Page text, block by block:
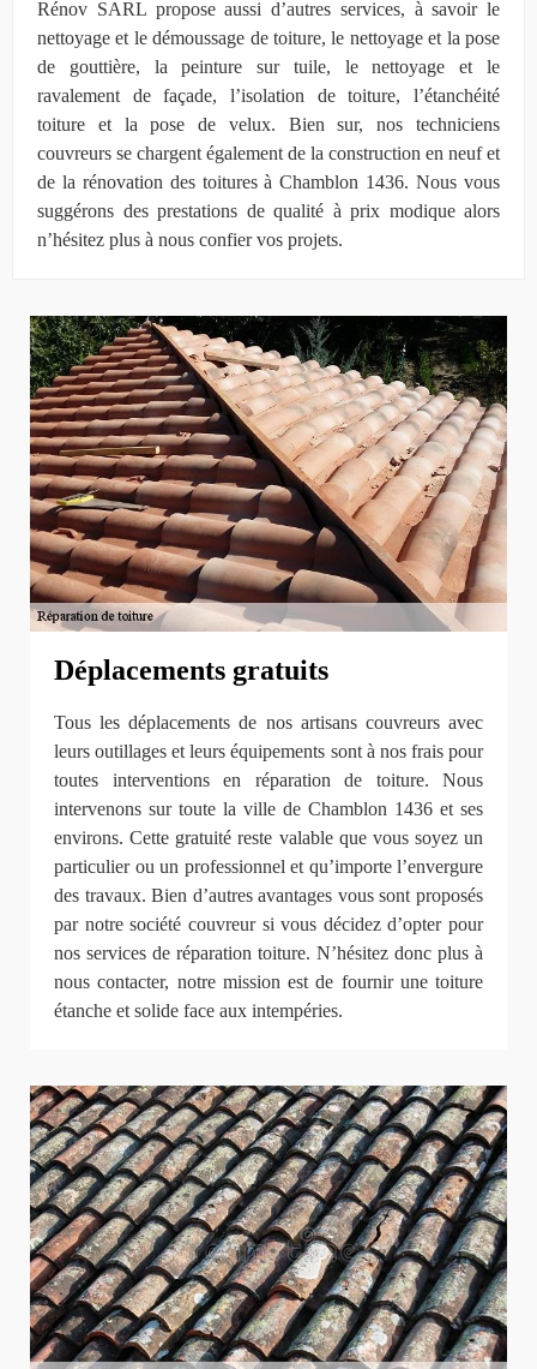
Rénov SARL propose aussi d’autres services, à savoir le
nettoyage et le démoussage de toiture, le nettoyage et la pose
de gouttière, la peinture sur tuile, le nettoyage et le
ravalement de façade, l’isolation de toiture, l’étanchéité
toiture et la pose de velux. Bien sur, nos techniciens
couvreurs se chargent également de la construction en neuf et
de la rénovation des toitures à Chamblon 1436. Nous vous
suggérons des prestations de qualité à prix modique alors
n’hésitez plus à nous confier vos projets.
Déplacements gratuits
Tous les déplacements de nos artisans couvreurs avec
leurs outillages et leurs équipements sont à nos frais pour
toutes interventions en réparation de toiture. Nous
intervenons sur toute la ville de Chamblon 1436 et ses
environs. Cette gratuité reste valable que vous soyez un
particulier ou un professionnel et qu’importe l’envergure
des travaux. Bien d’autres avantages vous sont proposés
par notre société couvreur si vous décidez d’opter pour
nos services de réparation toiture. N’hésitez donc plus à
nous contacter, notre mission est de fournir une toiture
étanche et solide face aux intempéries.